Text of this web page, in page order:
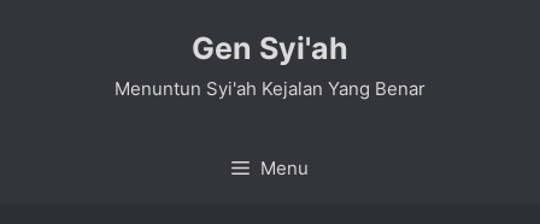
Gen Syi'ah
Menuntun Syi'ah Kejalan Yang Benar
Menu